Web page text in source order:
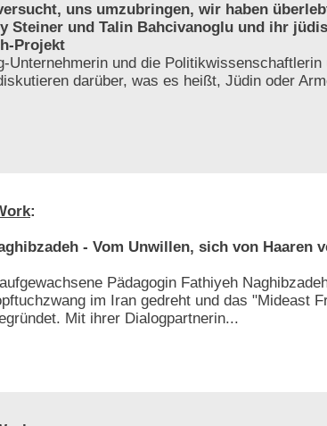
uns umzubringen, wir haben
Steiner und Talin Bahcivanoglu und ihr
Projekt
Unternehmerin und die Politikwissenschaftlerin
darüber, was es heißt, Jüdin oder
:
- Vom Unwillen, sich von Haaren
Pädagogin Fathiyeh
im Iran gedreht und das "Mideast
Mit ihrer Dialogpartnerin...